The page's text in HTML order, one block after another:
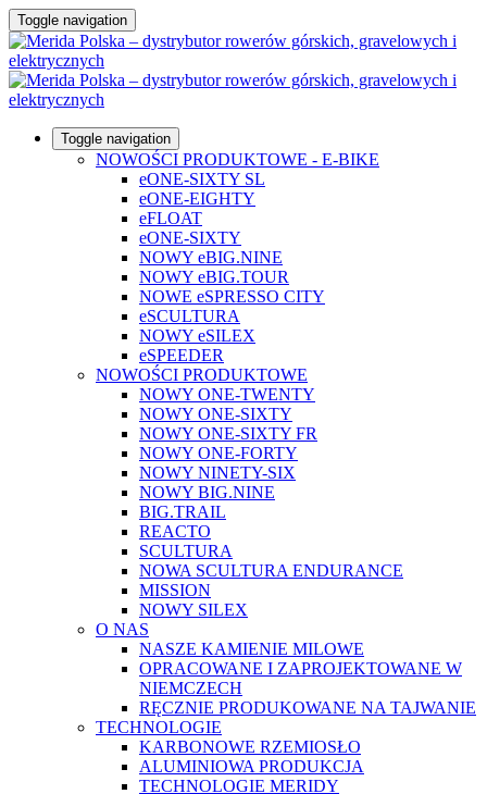
Toggle navigation
Toggle navigation
NOWOŚCI PRODUKTOWE - E-BIKE
eONE-SIXTY SL
eONE-EIGHTY
eFLOAT
eONE-SIXTY
NOWY eBIG.NINE
NOWY eBIG.TOUR
NOWE eSPRESSO CITY
eSCULTURA
NOWY eSILEX
eSPEEDER
NOWOŚCI PRODUKTOWE
NOWY ONE-TWENTY
NOWY ONE-SIXTY
NOWY ONE-SIXTY FR
NOWY ONE-FORTY
NOWY NINETY-SIX
NOWY BIG.NINE
BIG.TRAIL
REACTO
SCULTURA
NOWA SCULTURA ENDURANCE
MISSION
NOWY SILEX
O NAS
NASZE KAMIENIE MILOWE
OPRACOWANE I ZAPROJEKTOWANE W
NIEMCZECH
RĘCZNIE PRODUKOWANE NA TAJWANIE
TECHNOLOGIE
KARBONOWE RZEMIOSŁO
ALUMINIOWA PRODUKCJA
TECHNOLOGIE MERIDY